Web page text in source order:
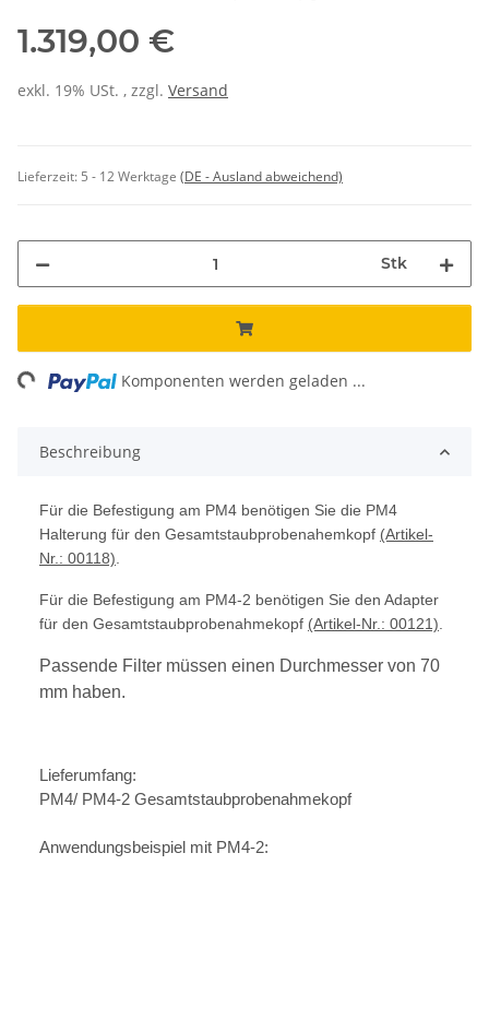
1.319,00 €
exkl. 19% USt. , zzgl. Versand
Lieferzeit: 5 - 12 Werktage (DE - Ausland abweichend)
Stk
Komponenten werden geladen ...
Beschreibung
Für die Befestigung am PM4 benötigen Sie die PM4
Halterung für den Gesamtstaubprobenahemkopf (Artikel-
Nr.: 00118)
Für die Befestigung am PM4-2 benötigen Sie den Adapter
für den Gesamtstaubprobenahmekopf (Artikel-Nr.: 00121)
Passende Filter müssen einen Durchmesser von 70
mm haben.
Lieferumfang:
PM4/ PM4-2 Gesamtstaubprobenahmekopf
Anwendungsbeispiel mit PM4-2: